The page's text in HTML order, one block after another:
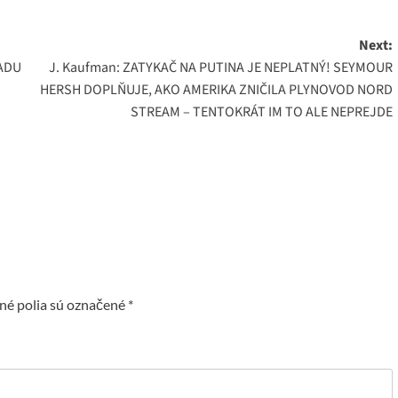
Next:
J. Kaufman: ZATYKAČ NA PUTINA JE NEPLATNÝ! SEYMOUR
HERSH DOPLŇUJE, AKO AMERIKA ZNIČILA PLYNOVOD NORD
STREAM – TENTOKRÁT IM TO ALE NEPREJDE
polia sú označené *